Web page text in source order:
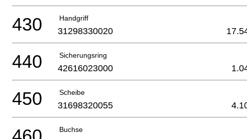
Handgriff
430 31298330020
Sicherungsring
440 42616023000
Scheibe
450 31698320055
Buchse